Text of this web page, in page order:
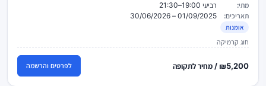
מתי:
רביעי 19:00–21:30
תאריכים:
01/09/2025 – 30/06/2026
אומנות
חוג קרמיקה
₪5,200 / מחיר לתקופה לפרטים והרשמה